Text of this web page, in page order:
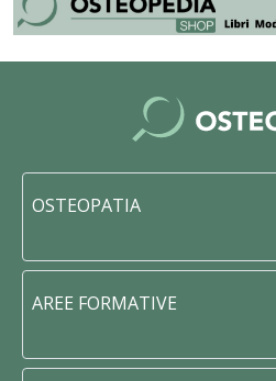
OSTEOPATIA
AREE FORMATIVE